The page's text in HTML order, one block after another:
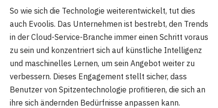
So wie sich die Technologie weiterentwickelt, tut dies
auch Evoolis. Das Unternehmen ist bestrebt, den Trends
in der Cloud-Service-Branche immer einen Schritt voraus
zu sein und konzentriert sich auf künstliche Intelligenz
und maschinelles Lernen, um sein Angebot weiter zu
verbessern. Dieses Engagement stellt sicher, dass
Benutzer von Spitzentechnologie profitieren, die sich an
ihre sich ändernden Bedürfnisse anpassen kann.